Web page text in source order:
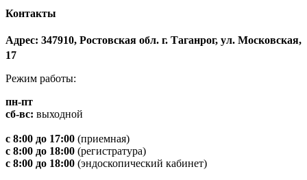
Контакты
Адрес: 347910, Ростовская обл. г. Таганрог, ул. Московская,
17
Режим работы:
пн-пт
сб-вс: выходной
с 8:00 до 17:00 (приемная)
с 8:00 до 18:00 (регистратура)
с 8:00 до 18:00 (эндоскопический кабинет)